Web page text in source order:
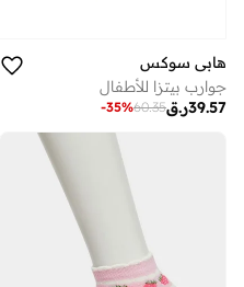
هابي سوكس
جوارب بيتزا للأطفال
ر.ق39.57
60.35
-35%